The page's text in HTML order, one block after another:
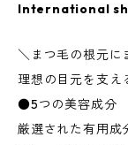
International
＼まつ毛の根元に
理想の目元を支え
●5つの美容成分
厳選された有用成